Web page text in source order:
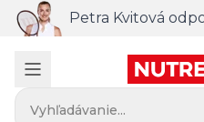
Petra Kvitová
Vyhľadávanie...